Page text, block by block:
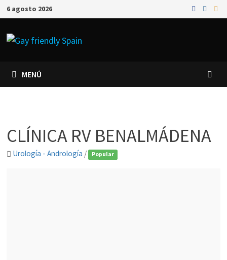
6 agosto 2026
MENÚ
CLÍNICA RV BENALMÁDENA
Urología - Andrología / Popular